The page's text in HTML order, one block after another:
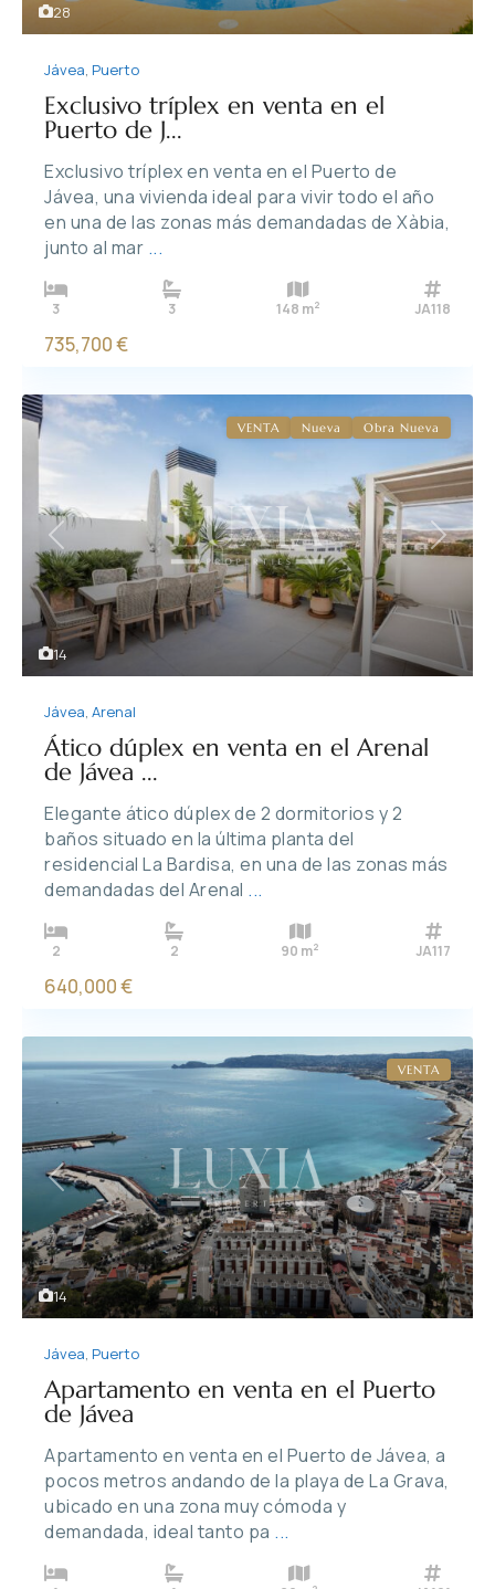
28
Jávea, Puerto
Exclusivo tríplex en venta en el
Puerto de J...
Exclusivo tríplex en venta en el Puerto de
Jávea, una vivienda ideal para vivir todo el año
en una de las zonas más demandadas de Xàbia,
junto al mar ...
3 3 148 m2 JA118
735,700 €
14
Previous Next
VENTA Nueva Obra Nueva
Jávea, Arenal
Ático dúplex en venta en el Arenal
de Jávea ...
Elegante ático dúplex de 2 dormitorios y 2
baños situado en la última planta del
residencial La Bardisa, en una de las zonas más
demandadas del Arenal ...
2 2 90 m2 JA117
640,000 €
14
Previous Next
VENTA
Jávea, Puerto
Apartamento en venta en el Puerto
de Jávea
Apartamento en venta en el Puerto de Jávea, a
pocos metros andando de la playa de La Grava,
ubicado en una zona muy cómoda y
demandada, ideal tanto pa ...